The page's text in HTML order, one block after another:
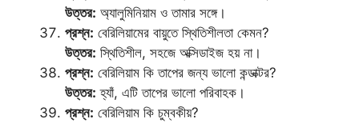
উত্তর: অ্যালুমিনিয়াম ও তামার সঙ্গে।
প্রশ্ন: বেরিলিয়ামের বায়ুতে স্থিতিশীলতা কেমন?
উত্তর: স্থিতিশীল, সহজে অক্সিডাইজ হয় না।
প্রশ্ন: বেরিলিয়াম কি তাপের জন্য ভালো কন্ডাক্টর?
উত্তর: হ্যাঁ, এটি তাপের ভালো পরিবাহক।
প্রশ্ন: বেরিলিয়াম কি চুম্বকীয়?